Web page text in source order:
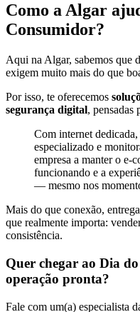
Como a Algar
Consumidor?
Aqui na Algar, sabemos que
exigem muito mais do que
Por isso, te oferecemos
segurança digital, pensadas
Com internet
especializado e
empresa a manter o e-
funcionando e a
— mesmo nos
Mais do que conexão,
que realmente importa:
consistência.
Quer chegar ao Dia
operação pronta?
Fale com um(a) especialista